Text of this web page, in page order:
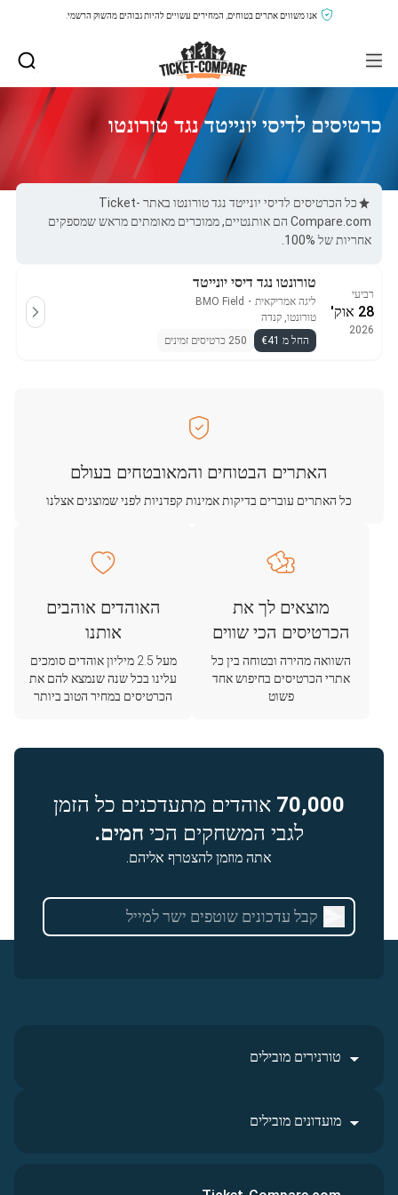
אנו משווים אתרים בטוחים, המחירים עשויים להיות גבוהים מהשוק הרשמי.
כרטיסים לדיסי יונייטד נגד טורונטו
כל הכרטיסים לדיסי יונייטד נגד טורונטו באתר Ticket-
Compare.com הם אותנטיים, ממוכרים מאומתים מראש שמספקים
אחריות של 100%.
רביעי
28 אוק'
2026
טורונטו נגד דיסי יונייטד
ליגה אמריקאית ・
BMO Field
טורונטו, קנדה
החל מ €41
250 כרטיסים זמינים
האתרים הבטוחים והמאובטחים בעולם
כל האתרים עוברים בדיקות אמינות קפדניות לפני שמוצגים אצלנו
מוצאים לך את
הכרטיסים הכי שווים
השוואה מהירה ובטוחה בין כל
אתרי הכרטיסים בחיפוש אחד
פשוט
האוהדים אוהבים
אותנו
מעל 2.5 מיליון אוהדים סומכים
עלינו בכל שנה שנמצא להם את
הכרטיסים במחיר הטוב ביותר
70,000 אוהדים מתעדכנים כל הזמן
לגבי המשחקים הכי חמים.
אתה מוזמן להצטרף אליהם.
טורנירים מובילים
מועדונים מובילים